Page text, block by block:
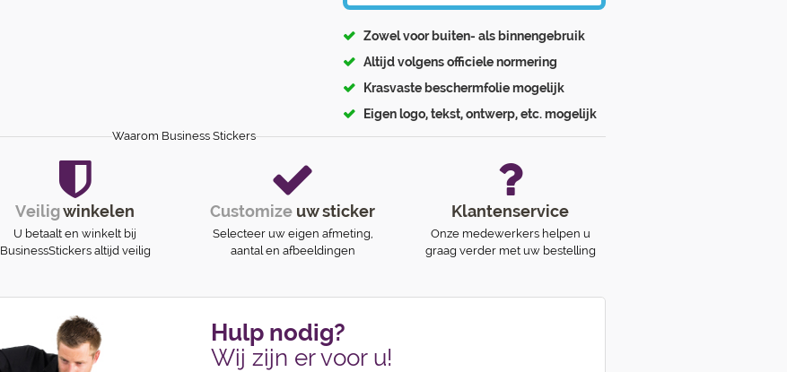
Zowel voor buiten- als binnengebruik
Altijd volgens officiele normering
Krasvaste beschermfolie mogelijk
Eigen logo, tekst, ontwerp, etc. mogelijk
Waarom Business Stickers
Veiligwinkelen
U betaalt en winkelt bij
BusinessStickers altijd veilig
Customize uw sticker
Selecteer uw eigen afmeting,
aantal en afbeeldingen
Klantenservice
Onze medewerkers helpen u
graag verder met uw bestelling
Hulp nodig?
Wij zijn er voor u!